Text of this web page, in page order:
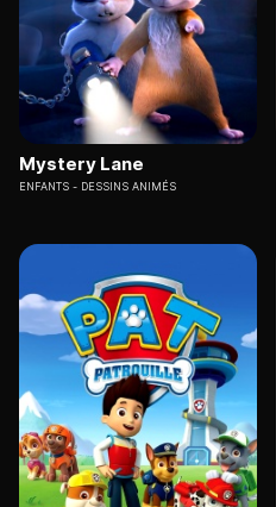
Mystery Lane
ENFANTS DESSINS ANIMÉS